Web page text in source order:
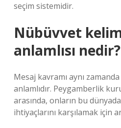
seçim sistemidir.
Nübüvvet
anlamlısı nedir?
Mesaj kavramı aynı
anlamlıdır. Peygamberlik
arasında, onların bu
ihtiyaçlarını karşılamak için